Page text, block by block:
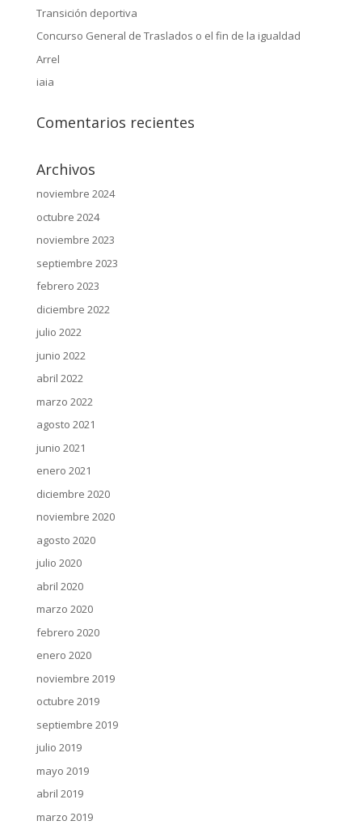
Transición deportiva
Concurso General de Traslados o el fin de la igualdad
Arrel
iaia
Comentarios recientes
Archivos
noviembre 2024
octubre 2024
noviembre 2023
septiembre 2023
febrero 2023
diciembre 2022
julio 2022
junio 2022
abril 2022
marzo 2022
agosto 2021
junio 2021
enero 2021
diciembre 2020
noviembre 2020
agosto 2020
julio 2020
abril 2020
marzo 2020
febrero 2020
enero 2020
noviembre 2019
octubre 2019
septiembre 2019
julio 2019
mayo 2019
abril 2019
marzo 2019